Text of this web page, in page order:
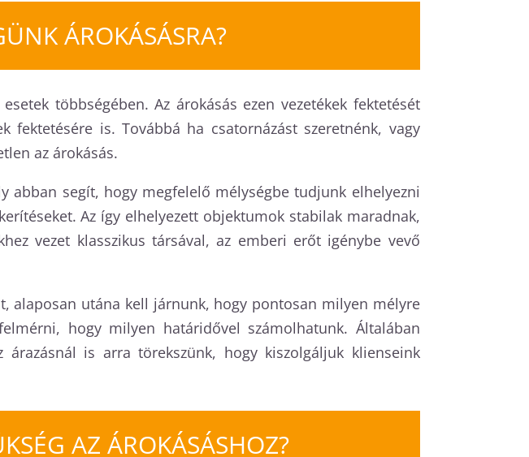
ÁROKÁSÁSRA?
többségében. Az árokásás ezen vezetékek fektetését
fektetésére is. Továbbá ha csatornázást szeretnénk, vagy
az árokásás.
abban segít, hogy megfelelő mélységbe tudjunk elhelyezni
Az így elhelyezett objektumok stabilak maradnak,
vezet klasszikus társával, az emberi erőt igénybe vevő
alaposan utána kell járnunk, hogy pontosan milyen mélyre
hogy milyen határidővel számolhatunk. Általában
is arra törekszünk, hogy kiszolgáljuk klienseink
AZ ÁROKÁSÁSHOZ?